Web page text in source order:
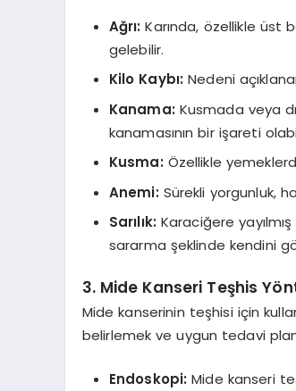
Ağrı: Karında, özellikle üst
gelebilir.
Kilo Kaybı: Nedeni
Kanama: Kusmada veya
kanamasının bir işareti
Kusma: Özellikle
Anemi: Sürekli yorgunluk,
Sarılık: Karaciğere
sararma şeklinde kendini
3. Mide Kanseri Teşhis
Mide kanserinin teşhisi için
belirlemek ve uygun tedavi
Endoskopi: Mide kanseri